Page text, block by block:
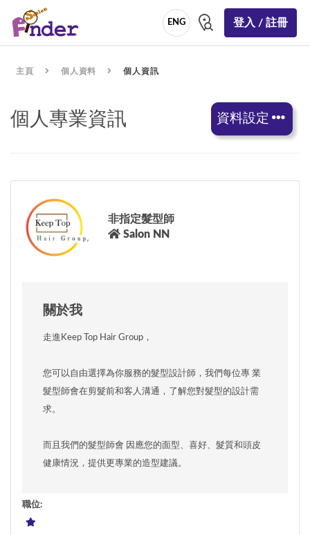
ENG 登入 / 註冊
主頁 個人資料 個人資訊
個人專業資訊 資料設定
非指定髮型師
Salon NN
關於我
走進Keep Top Hair Group，
您可以自由選擇為你服務的髮型設計師，我們每位專 業
髮型師會在剪髮前和客人溝通，了解您對髮型的設計需
求。
而且我們的髮型師會 因應您的面型、喜好、髮質和頭皮
健康情況，提供更專業的造型建議。
職位: